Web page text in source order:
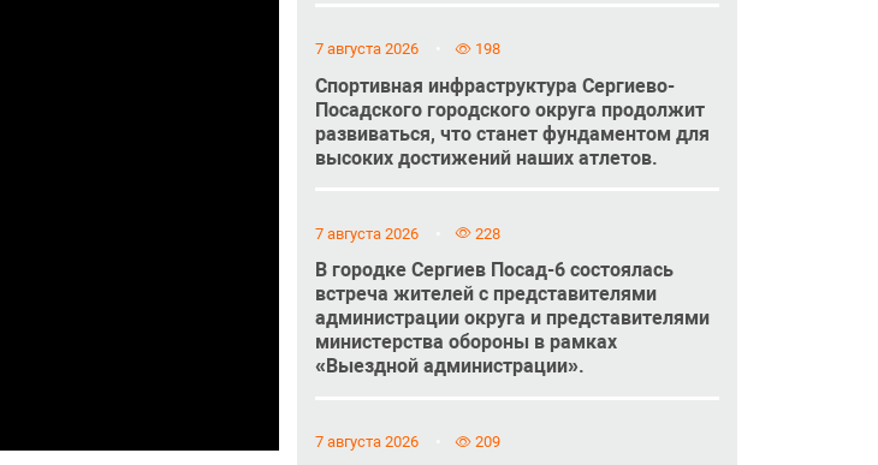
7 августа 2026 198
Спортивная инфраструктура Сергиево-
Посадского городского округа продолжит
развиваться, что станет фундаментом для
высоких достижений наших атлетов.
7 августа 2026 228
В городке Сергиев Посад-6 состоялась
встреча жителей с представителями
администрации округа и представителями
министерства обороны в рамках
«Выездной администрации».
7 августа 2026 209